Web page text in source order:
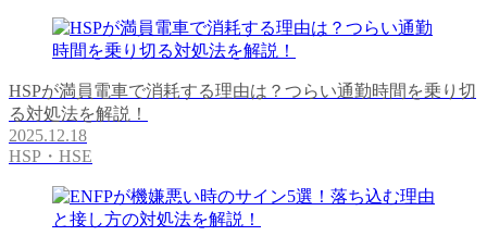
HSPが満員電車で消耗する理由は？つらい通勤時間を乗り切
る対処法を解説！
2025.12.18
HSP・HSE